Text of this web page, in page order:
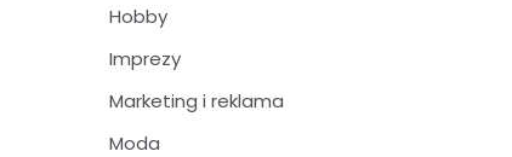
Hobby
Imprezy
Marketing i reklama
Moda